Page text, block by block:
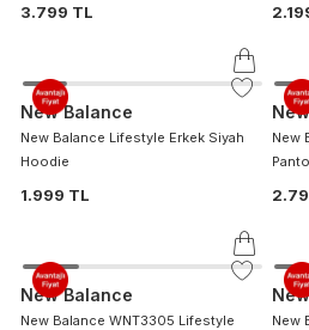
3.799 TL
New Balance
New Balance Lifestyle Erkek Siyah
Hoodie
1.999 TL
New
New Balance
New Balance WNT3305 Lifestyle
New